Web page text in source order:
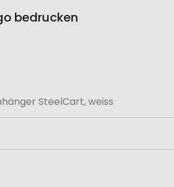
bedrucken
SteelCart, weiss